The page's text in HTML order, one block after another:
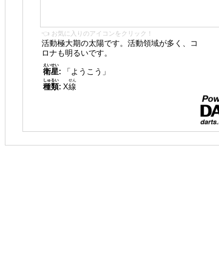
👈 お気に入りのアイコンをクリック！
活動極大期の太陽です。活動領域が多く、コ
ロナも明るいです。
衛星
えいせい
:
「ようこう」
種類
しゅるい
: X線
せん